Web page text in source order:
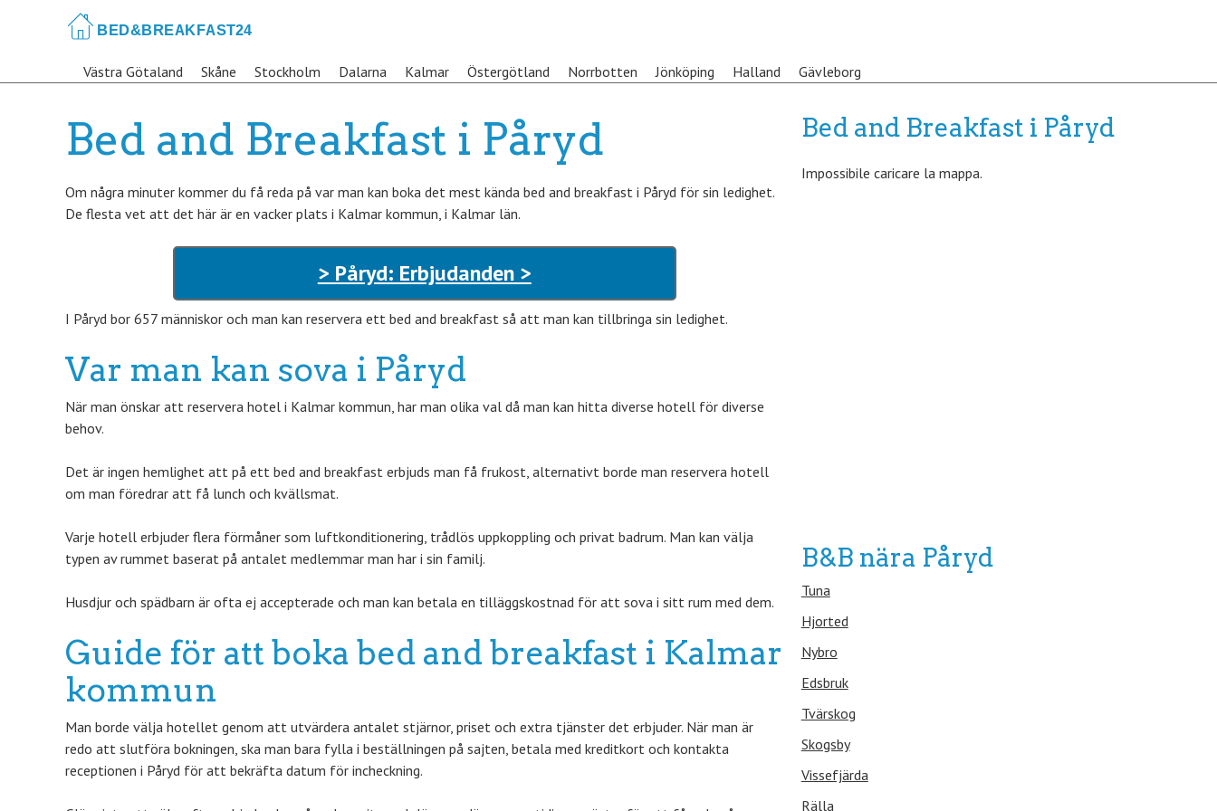
Västra Götaland Skåne Stockholm Dalarna Kalmar Östergötland Norrbotten Jönköping Halland Gävleborg
Bed and Breakfast i Påryd
Om några minuter kommer du få reda på var man kan boka det mest kända bed and breakfast i Påryd för sin ledighet.
De flesta vet att det här är en vacker plats i Kalmar kommun, i Kalmar län.
> Påryd: Erbjudanden >
I Påryd bor 657 människor och man kan reservera ett bed and breakfast så att man kan tillbringa sin ledighet.
Var man kan sova i Påryd
När man önskar att reservera hotel i Kalmar kommun, har man olika val då man kan hitta diverse hotell för diverse
behov.
Det är ingen hemlighet att på ett bed and breakfast erbjuds man få frukost, alternativt borde man reservera hotell
om man föredrar att få lunch och kvällsmat.
Varje hotell erbjuder flera förmåner som luftkonditionering, trådlös uppkoppling och privat badrum. Man kan välja
typen av rummet baserat på antalet medlemmar man har i sin familj.
Husdjur och spädbarn är ofta ej accepterade och man kan betala en tilläggskostnad för att sova i sitt rum med dem.
Guide för att boka bed and breakfast i Kalmar
kommun
Man borde välja hotellet genom att utvärdera antalet stjärnor, priset och extra tjänster det erbjuder. När man är
redo att slutföra bokningen, ska man bara fylla i beställningen på sajten, betala med kreditkort och kontakta
receptionen i Påryd för att bekräfta datum för incheckning.
Bed and Breakfast i Påryd
Impossibile caricare la mappa.
B&B nära Påryd
Tuna
Hjorted
Nybro
Edsbruk
Tvärskog
Skogsby
Vissefjärda
Rälla